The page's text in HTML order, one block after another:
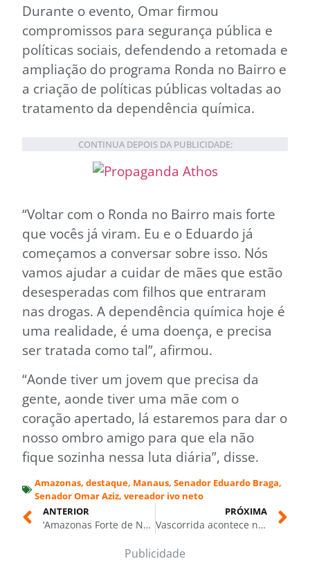
Durante o evento, Omar firmou
compromissos para segurança pública e
políticas sociais, defendendo a retomada e
ampliação do programa Ronda no Bairro e
a criação de políticas públicas voltadas ao
tratamento da dependência química.
CONTINUA DEPOIS DA PUBLICIDADE:
“Voltar com o Ronda no Bairro mais forte
que vocês já viram. Eu e o Eduardo já
começamos a conversar sobre isso. Nós
vamos ajudar a cuidar de mães que estão
desesperadas com filhos que entraram
nas drogas. A dependência química hoje é
uma realidade, é uma doença, e precisa
ser tratada como tal”, afirmou.
“Aonde tiver um jovem que precisa da
gente, aonde tiver uma mãe com o
coração apertado, lá estaremos para dar o
nosso ombro amigo para que ela não
fique sozinha nessa luta diária”, disse.
Amazonas, destaque, Manaus, Senador Eduardo Braga,
Senador Omar Aziz, vereador ivo neto
ANTERIOR
‘Amazonas Forte de Novo’: Omar Aziz e Eduardo Braga juntos no ato de filiação do MDB
PRÓXIMA
Vascorrida acontece neste domingo (08/03), com largada às 5h30 no Podium da Arena da Amazônia, em Manaus
Publicidade